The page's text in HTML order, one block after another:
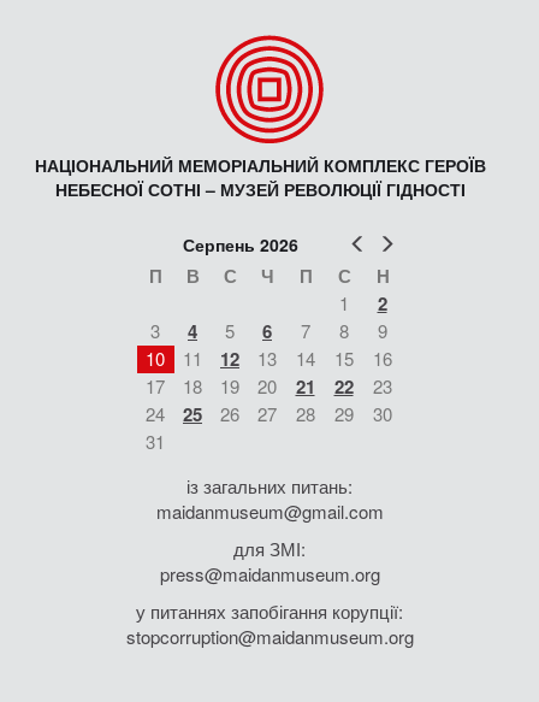
НАЦІОНАЛЬНИЙ МЕМОРІАЛЬНИЙ КОМПЛЕКС ГЕРОЇВ
НЕБЕСНОЇ СОТНІ – МУЗЕЙ РЕВОЛЮЦІЇ ГІДНОСТІ
Попер
Серпень 2026
П В С Ч П С Н
1 2
3 4 5 6 7 8
9
10
11 12 13 14 15
16
17
18 19 20 21 22
23
24
25 26 27 28 29
30
31
із загальних питань:
maidanmuseum@gmail.com
для ЗМІ:
press@maidanmuseum.org
у питаннях запобігання корупції:
stopcorruption@maidanmuseum.org